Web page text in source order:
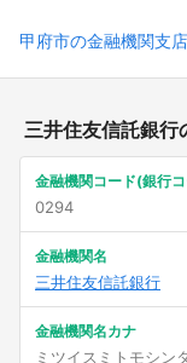
甲府市の金融機関支
三井住友信託銀行
金融機関コード(銀行
0294
金融機関名
三井住友信託銀行
金融機関名カナ
ミツイスミトモシン